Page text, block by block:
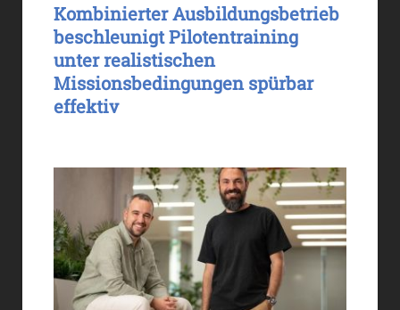
Kombinierter Ausbildungsbetrieb
beschleunigt Pilotentraining
unter realistischen
Missionsbedingungen spürbar
effektiv